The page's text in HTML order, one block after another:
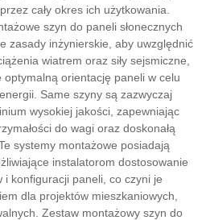
cały okres ich użytkowania.
szyn do paneli słonecznych
zasady inżynierskie, aby uwzględnić
wiatrem oraz siły sejsmiczne,
orientację paneli w celu
Same szyny są zazwyczaj
wysokiej jakości, zapewniając
do wagi oraz doskonałą
systemy montażowe posiadają
instalatorom dostosowanie
i konfiguracji paneli, co czyni je
dla projektów mieszkaniowych,
Zestaw montażowy szyn do